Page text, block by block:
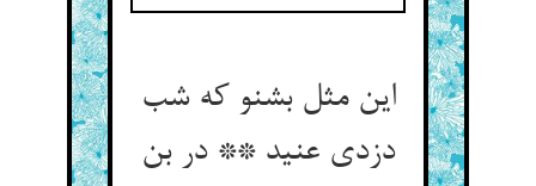
این مثل بشنو که شب
دزدی عنید ** در بن